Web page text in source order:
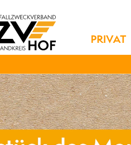
PRIVAT